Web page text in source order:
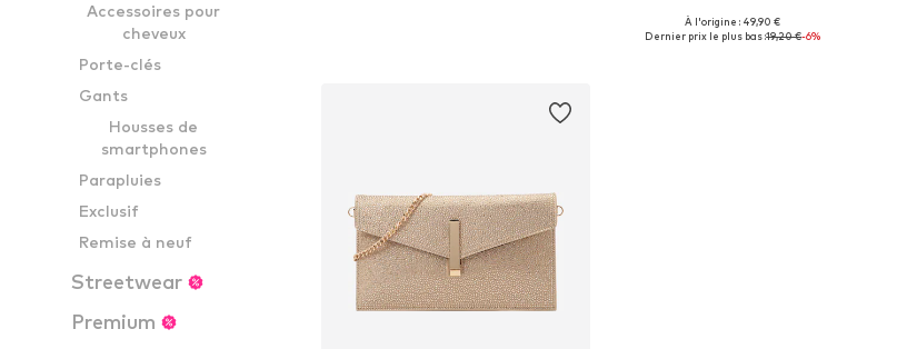
Accessoires pour
cheveux
Porte-clés
Gants
Housses de
smartphones
Parapluies
Exclusif
Remise à neuf
Streetwear
Premium
Tailles disponibles: One Size
À l'origine : 49,90 €
Dernier prix le plus bas :19,20 €-6%